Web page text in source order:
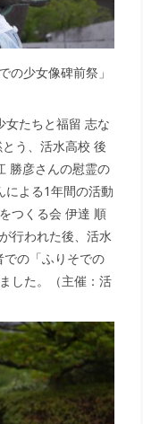
の少女像碑前祭」
女たちと福留 志な
う、活水高校 後
勝彦さんの慰霊の
による1年間の活動
つくる会 伊達 順
行われた後、活水
の「ふりそでの
した。（主催：活